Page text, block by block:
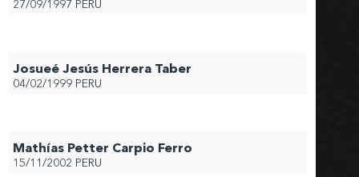
27/09/1997 PERU
Josueé Jesús Herrera Taber
04/02/1999 PERU
Mathías Petter Carpio Ferro
15/11/2002 PERU